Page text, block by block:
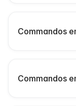
Commandos
Commandos